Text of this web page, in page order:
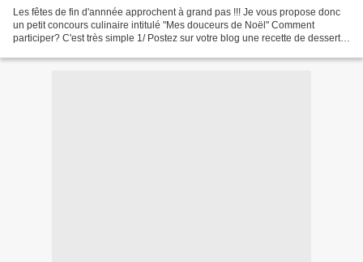
Les fêtes de fin d'annnée approchent à grand pas !!! Je vous propose donc
un petit concours culinaire intitulé "Mes douceurs de Noël" Comment
participer? C'est très simple 1/ Postez sur votre blog une recette de desserts